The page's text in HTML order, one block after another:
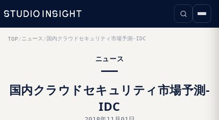
TOP / ニュース / 国内クラウドセキュリティ市場予測-IDC
ニュース
国内クラウドセキュリティ市場予測-
IDC